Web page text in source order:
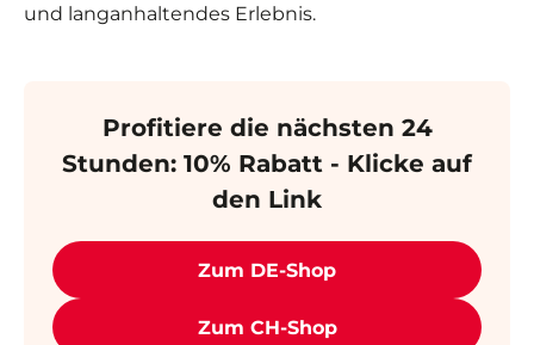
und langanhaltendes Erlebnis.
Profitiere die nächsten 24
Stunden: 10% Rabatt - Klicke auf
den Link
Zum DE-Shop
Zum CH-Shop